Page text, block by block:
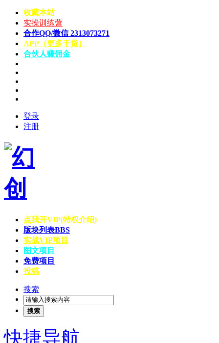
收藏本站
实操训练营
合作QQ/微信 2313073271
APP（更多干货）
合伙人赚佣金
登录
注册
点我开VIP(特权介绍)
版块列表BBS
实战VIP项目
图文项目
免费项目
投稿
搜索
搜索
快捷导航